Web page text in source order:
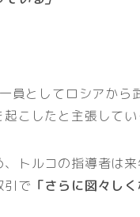
員としてロシアから
起こしたと主張してい
トルコの指導者は
引で 「さらに図々しく